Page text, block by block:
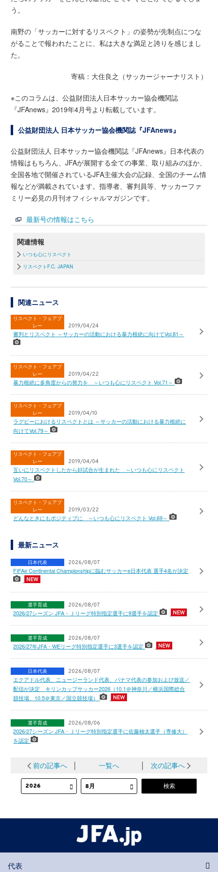
う。
南野の「サッカーに対するリスペクト」の姿勢が先制点につな
がることで報われたことに、私は大きな満足と誇りを感じまし
た。
寄稿：大住良之（サッカージャーナリスト）
※このコラムは、公益財団法人日本サッカー協会機関誌
『JFAnews』2019年4月号より転載しています。
公益財団法人 日本サッカー協会機関誌『JFAnews』
公益財団法人 日本サッカー協会機関誌『JFAnews』日本代表の
情報はもちろん、JFAが展開する全ての事業、取り組みのほか、
全国各地で開催されているJFA主催大会の記録、全国のチーム情
報などが満載されています。指導者、審判員等、サッカーファ
ミリー必見の月刊オフィシャルマガジンです。
最新号の情報はこちら
関連情報
いつも心にリスペクト
リスペクトF.C. JAPAN
関連ニュース
リスペクト・フェアプ
レー
2019/04/24
審判とリスペクト ～サッカーの活動における暴力根絶に向けてVol.81～
リスペクト・フェアプ
レー
2019/04/22
暴力根絶に多角度からの努力を ～いつも心にリスペクト Vol.71～
リスペクト・フェアプ
レー
2019/04/10
ラグビーにおけるリスペクトとは ～サッカーの活動における暴力根絶に
向けてVol.79～
リスペクト・フェアプ
レー
2019/04/04
互いにリスペクトしたから好試合が生まれた ～いつも心にリスペクト
Vol.70～
リスペクト・フェアプ
レー
2019/03/22
どんなときにもポジティブに ～いつも心にリスペクト Vol.69～
最新ニュース
日本代表 2026/08/07
FIFAe Continental Championshipに臨むサッカーe日本代表 選手4名が決定
選手育成 2026/08/07
2026/27シーズン JFA・Ｊリーグ特別指定選手に9選手を認定
選手育成 2026/08/07
2026/27年JFA・WEリーグ特別指定選手に3選手を認定
日本代表 2026/08/07
エクアドル代表、ニュージーランド代表、パナマ代表の参加および放送／
配信が決定 キリンカップサッカー2026（10.1＠神奈川／横浜国際総合
競技場、10.5＠東京／国立競技場）
選手育成 2026/08/06
2026/27シーズン JFA・Ｊリーグ特別指定選手に佐藤柚太選手（専修大）
を認定
前の記事へ 一覧へ 次の記事へ
代表